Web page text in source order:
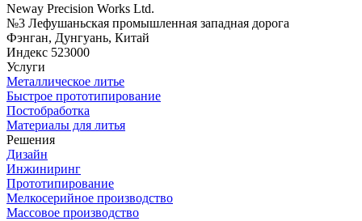
Neway Precision Works Ltd.
№3 Лефушаньская промышленная западная дорога
Фэнган, Дунгуань, Китай
Индекс 523000
Услуги
Металлическое литье
Быстрое прототипирование
Постобработка
Материалы для литья
Решения
Дизайн
Инжиниринг
Прототипирование
Мелкосерийное производство
Массовое производство